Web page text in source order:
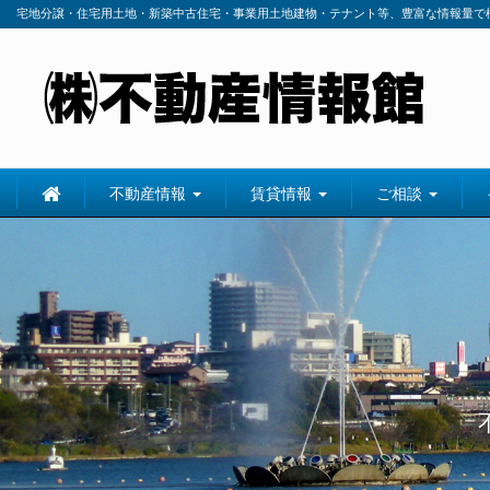
宅地分譲・住宅用土地・新築中古住宅・事業用土地建物・テナント等、豊富な情報量
不動産情報 賃貸情報 ご相談